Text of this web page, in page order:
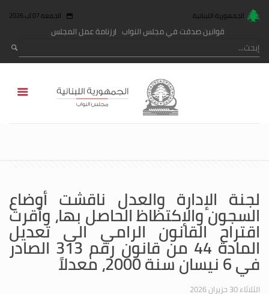
الجمهورية اللبنانية الجمعة 07 آب 2026
قوانين صدقت في مجلس النواب رزنامة عمل المجلس
لجنة الإدارة والعدل ناقشت أوضاع
السجون والإكتظاظ الحاصل بها، وأقرت
اقتراح القانون الرامي الى تعديل
المادة 44 من قانون رقم 313 الصادر
في 6 نيسان سنة 2000، معدلاً
الثلاثاء 30 حزيران 2026